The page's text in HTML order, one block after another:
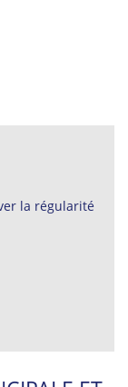
la régularité